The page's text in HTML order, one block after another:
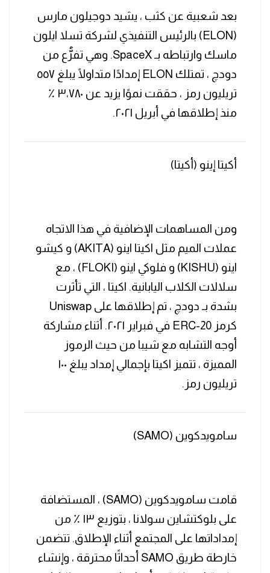
بعد شعبية عن كثب ، يشيد دوجيلون مارس
(ELON) بالرئيس التنفيذي لشركة تسلا ايلون
ماسك وارتباطه بـ SpaceX. وهي تفرُّع من
دودچ ، تمتلك ELON إمدادًا متداولًا يبلغ ٥٥٧
تريليون رمز ، حققت نموًا يزيد عن ٣،٧٨٠ ٪
منذ إطلاقها في أبريل ٢٠٢١.
أكيتا إينو (أكيتا)
ومن المساهمات الإضافية في هذا الاتجاه
عملات الميم مثل اكيتا اينو (AKITA) و كيشو
اينو (KISHU) و فلوكي اينو (FLOKI) ، مع
سلالات الكلاب اليابانية. اكيتا ، التي تأثرت
بشدة بـ دودچ ، تم إطلاقها على Uniswap
كرمز ERC-20 في فبراير ٢٠٢١. أثناء مشاركة
أوجه التشابه مع شيبا من حيث الرموز
المميزة ، تتميز اكيتا بإجمالي إمداد يبلغ ١٠٠
تريليون رمز.
سامويدكوين (SAMO)
قامت سامويدكوين (SAMO) ، المستضافة
على بلوكتشاين سولانا ، بتوزيع ١٣ ٪ من
إمداداتها على المجتمع أثناء الإطلاق. تتضمن
خارطة طريق SAMO أحداثًا محترقة ، وإنشاء